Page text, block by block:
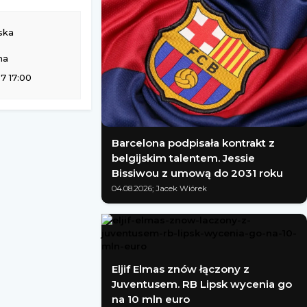
17:00
Barcelona podpisała kontrakt z
belgijskim talentem. Jessie
Bissiwou z umową do 2031 roku
04.08.2026; Jacek Wiórek
Eljif Elmas znów łączony z
Juventusem. RB Lipsk wycenia go
na 10 mln euro